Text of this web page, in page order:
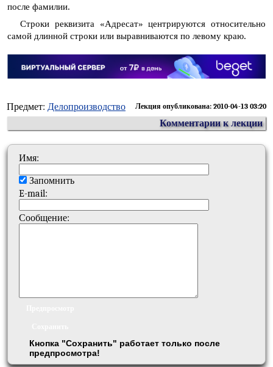
после фамилии.
Строки реквизита «Адресат» центрируются относительно
самой длинной строки или выравниваются по левому краю.
Предмет: Делопроизводство Лекция опубликована: 2010-04-13 03:20
Комментарии к лекции
Имя:
Запомнить
E-mail:
Сообщение:
Кнопка "Сохранить" работает только после
предпросмотра!